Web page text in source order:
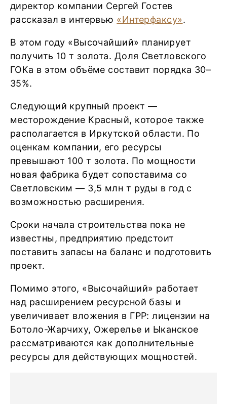
директор компании Сергей Гостев
рассказал в интервью «Интерфаксу».
В этом году «Высочайший» планирует
получить 10 т золота. Доля Светловского
ГОКа в этом объёме составит порядка 30–
35%.
Следующий крупный проект —
месторождение Красный, которое также
располагается в Иркутской области. По
оценкам компании, его ресурсы
превышают 100 т золота. По мощности
новая фабрика будет сопоставима со
Светловским — 3,5 млн т руды в год с
возможностью расширения.
Сроки начала строительства пока не
известны, предприятию предстоит
поставить запасы на баланс и подготовить
проект.
Помимо этого, «Высочайший» работает
над расширением ресурсной базы и
увеличивает вложения в ГРР: лицензии на
Ботоло-Жарчиху, Ожерелье и Ыканское
рассматриваются как дополнительные
ресурсы для действующих мощностей.